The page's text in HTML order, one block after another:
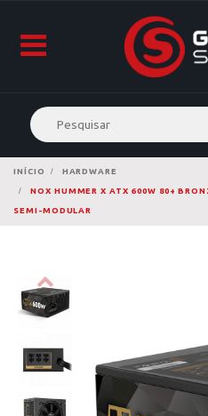
INÍCIO
HARDWARE
NOX HUMMER X ATX 600W 80+
SEMI-MODULAR